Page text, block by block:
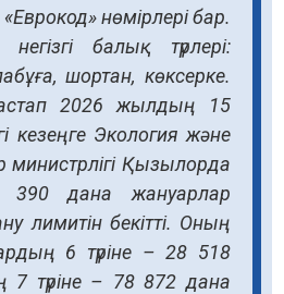
«Еврокод» нөмірлері бар.
негізгі балық түрлері:
шортан, көксерке.
2026 жылдың 15
кезеңге Экология және
министрлігі Қызылорда
дана жануарлар
лимитін бекітті. Оның
6 түріне – 28 518
7 түріне – 78 872 дана